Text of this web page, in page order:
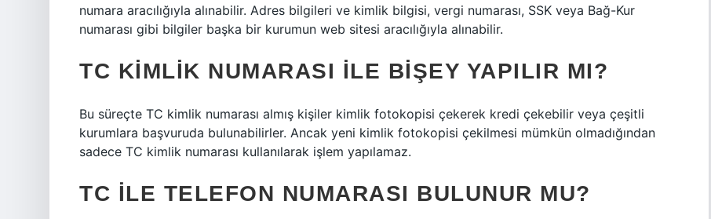
numara aracılığıyla alınabilir. Adres bilgileri ve kimlik bilgisi, vergi numarası, SSK veya Bağ-Kur
numarası gibi bilgiler başka bir kurumun web sitesi aracılığıyla alınabilir.
TC KIMLIK NUMARASI ILE BIŞEY YAPILIR MI?
Bu süreçte TC kimlik numarası almış kişiler kimlik fotokopisi çekerek kredi çekebilir veya çeşitli
kurumlara başvuruda bulunabilirler. Ancak yeni kimlik fotokopisi çekilmesi mümkün olmadığından
sadece TC kimlik numarası kullanılarak işlem yapılamaz.
TC ILE TELEFON NUMARASI BULUNUR MU?